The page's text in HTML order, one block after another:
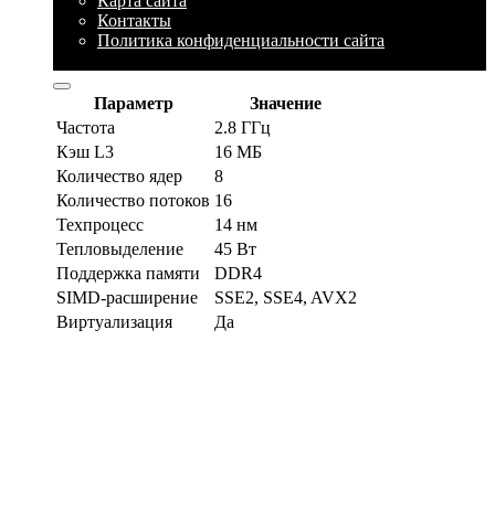
Контакты
Политика конфиденциальности сайта
Параметр
Значение
Частота
2.8 ГГц
Кэш L3
16 МБ
Количество ядер
8
Количество потоков 16
Техпроцесс
14 нм
Тепловыделение
45 Вт
Поддержка памяти
DDR4
SIMD-расширение
SSE2, SSE4, AVX2
Виртуализация
Да